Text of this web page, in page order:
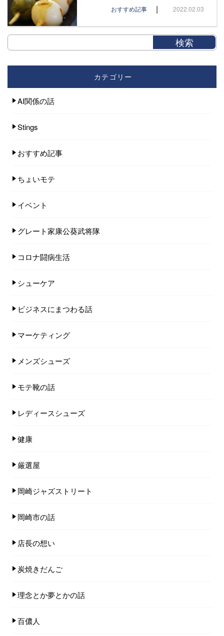
おすすめ記事 | 2022.02.03
カテゴリー
AI関係の話
Stings
おすすめ記事
ちょいモテ
イベント
グレート家康公葵武将隊
コロナ闘病生活
シューケア
ビジネスにまつわる話
マーケティング
メンズシューズ
モテ靴の話
レディースシューズ
健康
厳選屋
岡崎ジャズストリート
岡崎市の話
店長の想い
炭焼きだんご
理念とか夢とかの話
百儂人